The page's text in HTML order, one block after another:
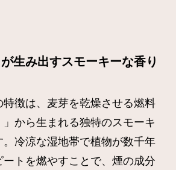
生み出すスモーキーな香り
特徴は、麦芽を乾燥させる燃料
」から生まれる独特のスモーキ
。冷涼な湿地帯で植物が数千年
トを燃やすことで、煙の成分